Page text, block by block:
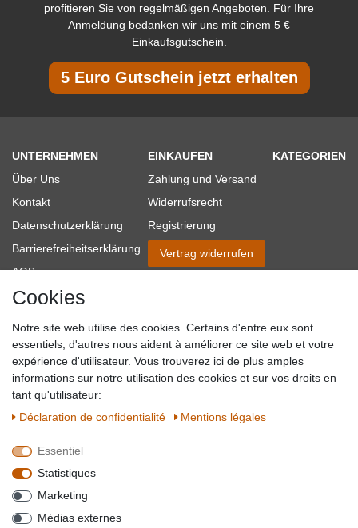
profitieren Sie von regelmäßigen Angeboten. Für Ihre
Anmeldung bedanken wir uns mit einem 5 €
Einkaufsgutschein.
5 Euro Gutschein jetzt erhalten
UNTERNEHMEN
Über Uns
Kontakt
Datenschutzerklärung
Barrierefreiheitserklärung
AGB
Impressum
Blog
EINKAUFEN
Zahlung und Versand
Widerrufsrecht
Registrierung
Vertrag widerrufen
KATEGORIEN
SICHER EINKAUFEN
QUALITÄT
BESUCHEN SIE UNS AUF
WIR AKZEPTIEREN
Cookies
Notre site web utilise des cookies. Certains d'entre eux sont
essentiels, d'autres nous aident à améliorer ce site web et votre
expérience d'utilisateur. Vous trouverez ici de plus amples
informations sur notre utilisation des cookies et sur vos droits en
tant qu'utilisateur:
Déclaration de confidentialité
Mentions légales
Essentiel
Statistiques
Marketing
Médias externes